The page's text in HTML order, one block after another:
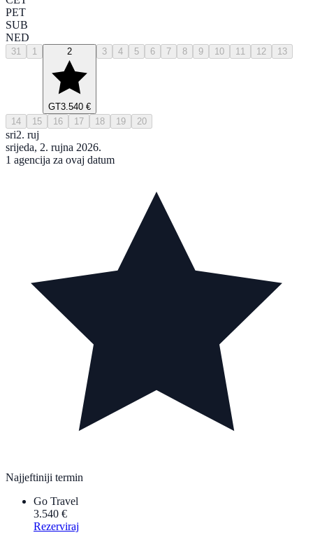
PET
SUB
NED
31 1 2
GT3.540 €
3 4 5 6 7 8 9 10 11 12 13
14 15 16 17 18 19 20
sri2. ruj
srijeda, 2. rujna 2026.
1 agencija za ovaj datum
Najjeftiniji termin
Go Travel
3.540 €
Rezerviraj